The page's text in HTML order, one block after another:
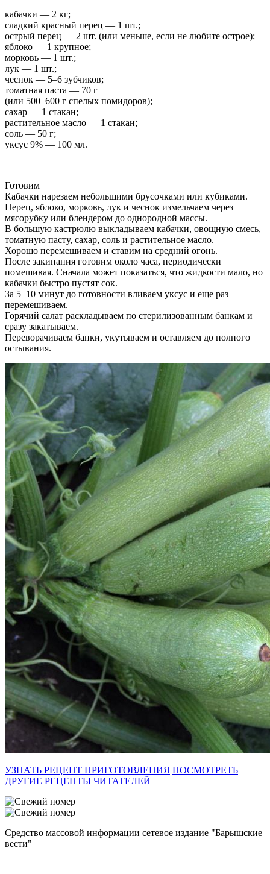
кабачки — 2 кг;
сладкий красный перец — 1 шт.;
острый перец — 2 шт. (или меньше, если не любите острое);
яблоко — 1 крупное;
морковь — 1 шт.;
лук — 1 шт.;
чеснок — 5–6 зубчиков;
томатная паста — 70 г
(или 500–600 г спелых помидоров);
сахар — 1 стакан;
растительное масло — 1 стакан;
соль — 50 г;
уксус 9% — 100 мл.
Готовим
Кабачки нарезаем небольшими брусочками или кубиками.
Перец, яблоко, морковь, лук и чеснок измельчаем через
мясорубку или блендером до однородной массы.
В большую кастрюлю выкладываем кабачки, овощную смесь,
томатную пасту, сахар, соль и растительное масло.
Хорошо перемешиваем и ставим на средний огонь.
После закипания готовим около часа, периодически
помешивая. Сначала может показаться, что жидкости мало, но
кабачки быстро пустят сок.
За 5–10 минут до готовности вливаем уксус и еще раз
перемешиваем.
Горячий салат раскладываем по стерилизованным банкам и
сразу закатываем.
Переворачиваем банки, укутываем и оставляем до полного
остывания.
УЗНАТЬ РЕЦЕПТ ПРИГОТОВЛЕНИЯ ПОСМОТРЕТЬ
ДРУГИЕ РЕЦЕПТЫ ЧИТАТЕЛЕЙ
Средство массовой информации сетевое издание "Барышские
вести"